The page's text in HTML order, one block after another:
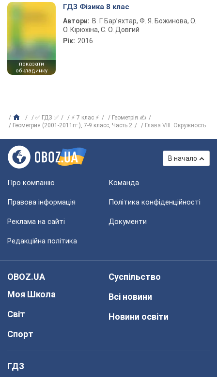
показати
обкладинку
ГДЗ Фізика 8 клас
Автори: В. Г. Бар’яхтар, Ф. Я. Божинова, О.
О. Кірюхіна, С. О. Довгий
Рік: 2016
✅ ГДЗ ✅ ⚡ 7 клас ⚡
Геометрія ✍
Геометрия (2001-2011гг.), 7-9 класс, Часть 2
Глава VIII. Окружность
В начало
Про компанію Команда
Правова інформація Політика конфіденційності
Реклама на сайті Документи
Редакційна політика
OBOZ.UA
Моя Школа
Світ
Спорт
Суспільство
Всі новини
Новини освіти
ГДЗ